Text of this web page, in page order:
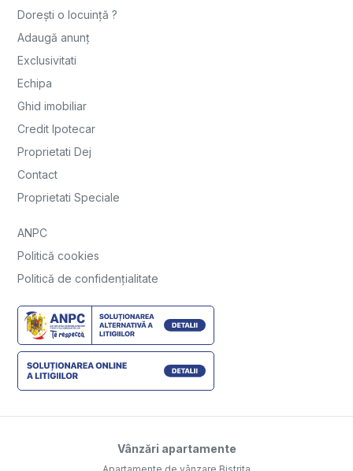
Dorești o locuință ?
Adaugă anunț
Exclusivitati
Echipa
Ghid imobiliar
Credit Ipotecar
Proprietati Dej
Contact
Proprietati Speciale
ANPC
Politică cookies
Politică de confidențialitate
Vânzări apartamente